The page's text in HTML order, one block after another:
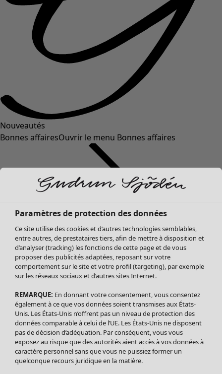
Nouveautés
Bonnes affairesOuvrir le menu Bonnes affaires
Soldes Vêtements
Tous les vêtements
Robes
Tuniques
Blouses
Tops
Gilets
Pantalon
Jupes
Paramètres de protection des données
Ce site utilise des cookies et d’autres technologies semblables,
entre autres, de prestataires tiers, afin de mettre à disposition et
d’analyser (tracking) les fonctions de cette page et de vous
proposer des publicités adaptées, reposant sur votre
comportement sur le site et votre profil (targeting), par exemple
sur les réseaux sociaux et d’autres sites Internet.
REMARQUE: En donnant votre consentement, vous consentez
également à ce que vos données soient transmises aux États-
Unis. Les États-Unis n’offrent pas un niveau de protection des
données comparable à celui de l’UE. Les États-Unis ne disposent
pas de décision d’adéquation. Par conséquent, vous vous
exposez au risque que des autorités aient accès à vos données à
caractère personnel sans que vous ne puissiez former un
quelconque recours juridique en la matière.